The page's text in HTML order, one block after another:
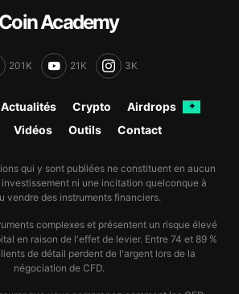
Coin Academy
201K 21K 3K
Actualités Crypto Airdrops ✦
Vidéos Outils Contact
qui y sont publiées ne constituent en aucun
ni une incitation quelconque à
vendre des instruments financiers.
complexes et présentent un risque élevé
en raison de l'effet de levier. Entre 74 et 89 %
de détail perdent de l'argent lors de la
négociation de CFD.